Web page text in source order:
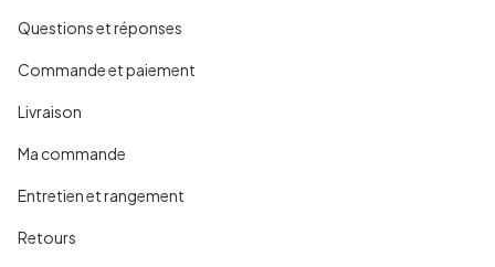
Questions et réponses
Commande et paiement
Livraison
Ma commande
Entretien et rangement
Retours